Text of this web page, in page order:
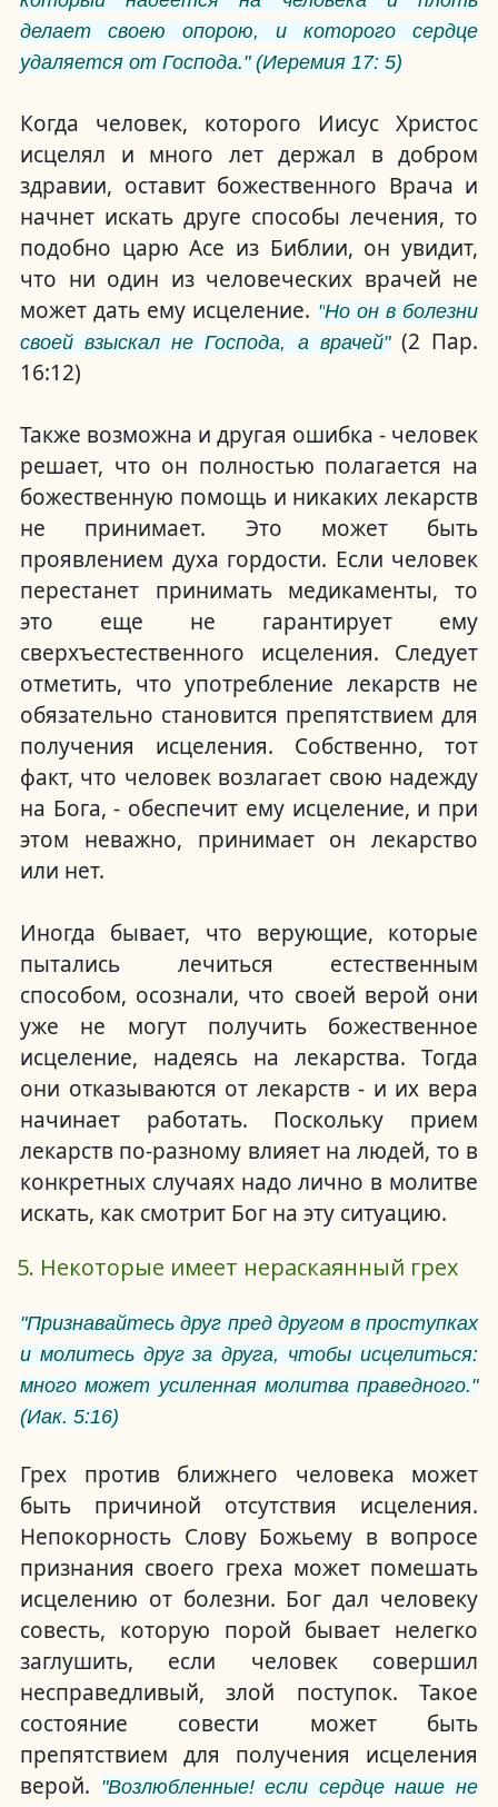
делает своею опорою, и которого сердце
удаляется от Господа." (Иеремия 17: 5)
Когда человек, которого Иисус Христос
исцелял и много лет держал в добром
здравии, оставит божественного Врача и
начнет искать друге способы лечения, то
подобно царю Асе из Библии, он увидит,
что ни один из человеческих врачей не
может дать ему исцеление. "Но он в болезни
своей взыскал не Господа, а врачей"(2 Пар.
16:12)
Также возможна и другая ошибка - человек
решает, что он полностью полагается на
божественную помощь и никаких лекарств
не принимает. Это может быть
проявлением духа гордости. Если человек
перестанет принимать медикаменты, то
это еще не гарантирует ему
сверхъестественного исцеления. Следует
отметить, что употребление лекарств не
обязательно становится препятствием для
получения исцеления. Собственно, тот
факт, что человек возлагает свою надежду
на Бога, - обеспечит ему исцеление, и при
этом неважно, принимает он лекарство
или нет.
Иногда бывает, что верующие, которые
пытались лечиться естественным
способом, осознали, что своей верой они
уже не могут получить божественное
исцеление, надеясь на лекарства. Тогда
они отказываются от лекарств - и их вера
начинает работать. Поскольку прием
лекарств по-разному влияет на людей, то в
конкретных случаях надо лично в молитве
искать, как смотрит Бог на эту ситуацию.
5. Некоторые имеет нераскаянный грех
"Признавайтесь друг пред другом в проступках
и молитесь друг за друга, чтобы исцелиться:
много может усиленная молитва праведного."
(Иак. 5:16)
Грех против ближнего человека может
быть причиной отсутствия исцеления.
Непокорность Слову Божьему в вопросе
признания своего греха может помешать
исцелению от болезни. Бог дал человеку
совесть, которую порой бывает нелегко
заглушить, если человек совершил
несправедливый, злой поступок. Такое
состояние совести может быть
препятствием для получения исцеления
верой. "Возлюбленные! если сердце наше не